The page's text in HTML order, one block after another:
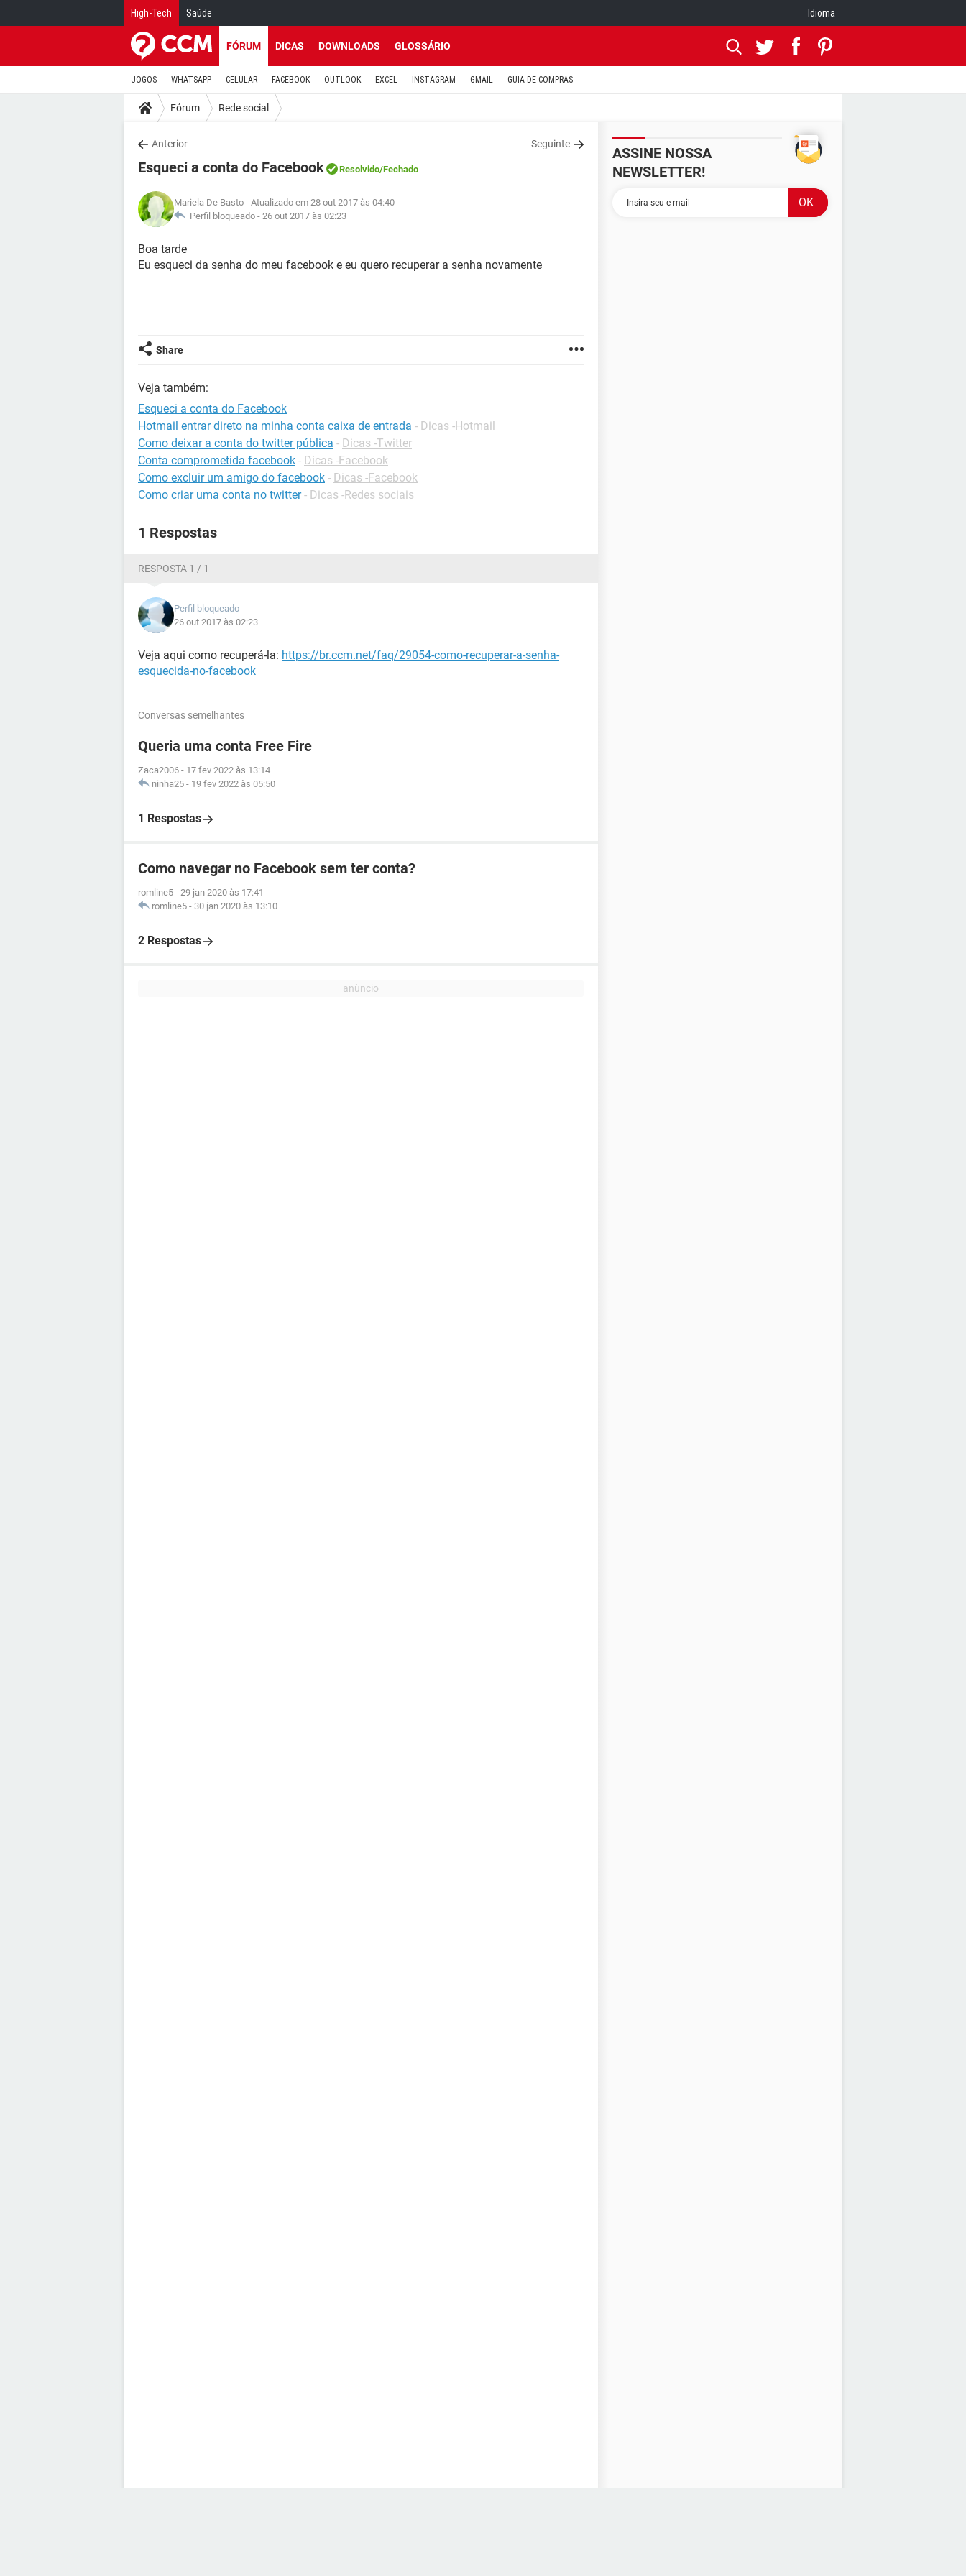
High-Tech Saúde Idioma
FÓRUM DICAS DOWNLOADS GLOSSÁRIO
JOGOS WHATSAPP CELULAR FACEBOOK OUTLOOK EXCEL INSTAGRAM GMAIL GUIA DE COMPRAS
Fórum Rede social
Anterior Seguinte
Esqueci a conta do Facebook Resolvido/Fechado
Mariela De Basto - Atualizado em 28 out 2017 às 04:40
Perfil bloqueado - 26 out 2017 às 02:23
Boa tarde
Eu esqueci da senha do meu facebook e eu quero recuperar a senha novamente
Share
Veja também:
Esqueci a conta do Facebook
Hotmail entrar direto na minha conta caixa de entrada - Dicas -Hotmail
Como deixar a conta do twitter pública - Dicas -Twitter
Conta comprometida facebook - Dicas -Facebook
Como excluir um amigo do facebook - Dicas -Facebook
Como criar uma conta no twitter - Dicas -Redes sociais
1 Respostas
RESPOSTA 1 / 1
Perfil bloqueado
26 out 2017 às 02:23
Veja aqui como recuperá-la: https://br.ccm.net/faq/29054-como-recuperar-a-senha-
esquecida-no-facebook
Conversas semelhantes
Queria uma conta Free Fire
Zaca2006 - 17 fev 2022 às 13:14
ninha25 - 19 fev 2022 às 05:50
1 Respostas
Como navegar no Facebook sem ter conta?
romline5 - 29 jan 2020 às 17:41
romline5 - 30 jan 2020 às 13:10
2 Respostas
ASSINE NOSSA
NEWSLETTER!